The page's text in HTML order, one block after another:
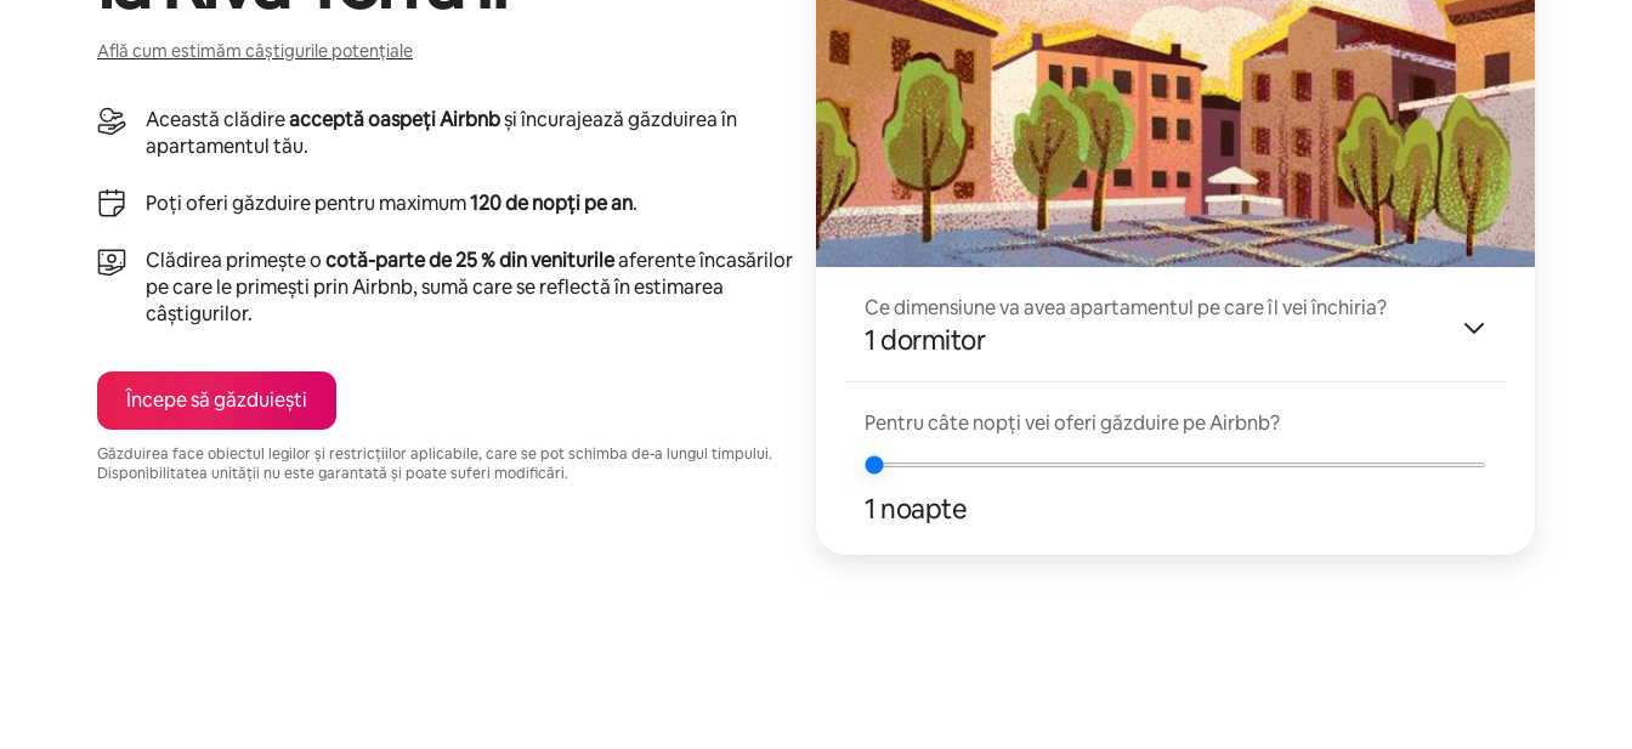
Află cum estimăm câștigurile potențiale
Această clădireacceptă oaspeți Airbnbși încurajează găzduirea în
apartamentul tău.
Poți oferi găzduire pentru maximum120 de nopți pe an.
Clădirea primește ocotă-parte de 25 % din veniturileaferente încasărilor
pe care le primești prin Airbnb, sumă care se reflectă în estimarea
câștigurilor.
Începe să găzduiești
Găzduirea face obiectul legilor și restricțiilor aplicabile, care se pot schimba de-a lungul timpului.
Disponibilitatea unității nu este garantată și poate suferi modificări.
Ce dimensiune va avea apartamentul pe care îl vei închiria?
1 dormitor
Pentru câte nopți vei oferi găzduire pe Airbnb?
1 noapte